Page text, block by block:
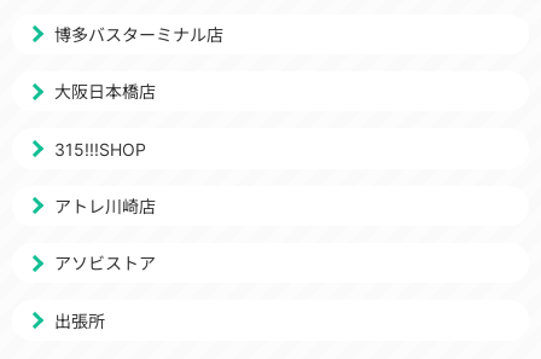
博多バスターミナル店
大阪日本橋店
315!!!SHOP
アトレ川崎店
アソビストア
出張所